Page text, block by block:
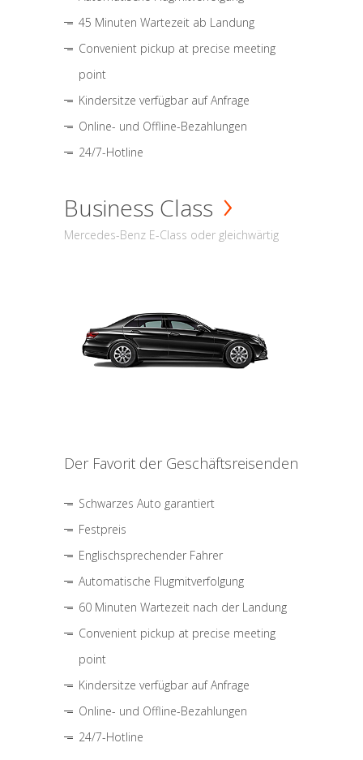
45 Minuten Wartezeit ab Landung
Convenient pickup at precise meeting
point
Kindersitze verfügbar auf Anfrage
Online- und Offline-Bezahlungen
24/7-Hotline
Business Class
Mercedes-Benz E-Class oder gleichwärtig
Der Favorit der Geschäftsreisenden
Schwarzes Auto garantiert
Festpreis
Englischsprechender Fahrer
Automatische Flugmitverfolgung
60 Minuten Wartezeit nach der Landung
Convenient pickup at precise meeting
point
Kindersitze verfügbar auf Anfrage
Online- und Offline-Bezahlungen
24/7-Hotline